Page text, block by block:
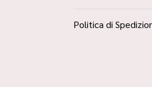
Condizioni”
Politica di